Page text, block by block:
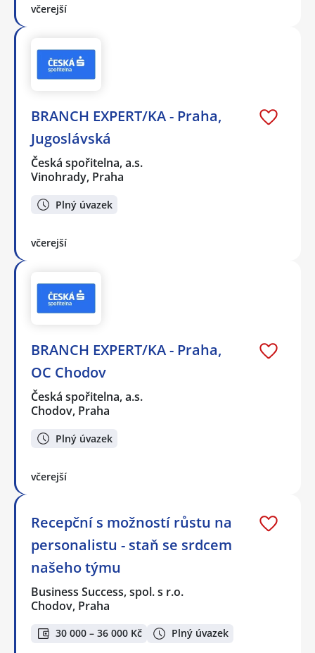
včerejší
BRANCH EXPERT/KA - Praha,
Jugoslávská
Česká spořitelna, a.s.
Vinohrady, Praha
Plný úvazek
včerejší
BRANCH EXPERT/KA - Praha,
OC Chodov
Česká spořitelna, a.s.
Chodov, Praha
Plný úvazek
včerejší
Recepční s možností růstu na
personalistu - staň se srdcem
našeho týmu
Business Success, spol. s r.o.
Chodov, Praha
30 000 – 36 000 Kč Plný úvazek